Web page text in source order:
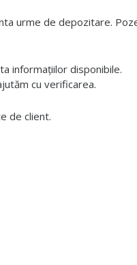
urme de depozitare.
informațiilor disponibile.
cu verificarea.
de client.